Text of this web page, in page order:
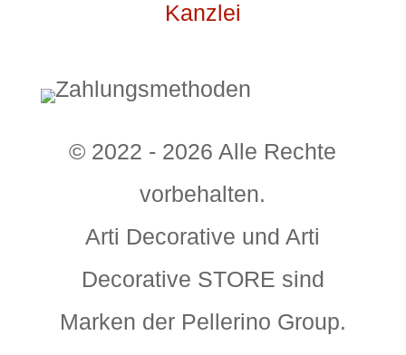
© 2022 - 2026 Alle Rechte
vorbehalten.
Arti Decorative und Arti
Decorative STORE sind
Marken der Pellerino Group.